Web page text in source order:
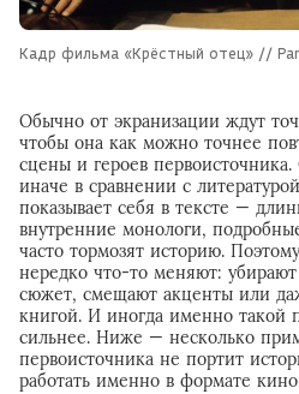
Кадр фильма «Крёстный отец» //
Обычно от экранизации ждут
чтобы она как можно точнее
сцены и героев
иначе в сравнении с
показывает себя в тексте —
внутренние монологи,
часто тормозят историю.
нередко что-то меняют:
сюжет, смещают акценты или
книгой. И иногда именно такой
сильнее. Ниже — несколько
первоисточника не портит
работать именно в формате